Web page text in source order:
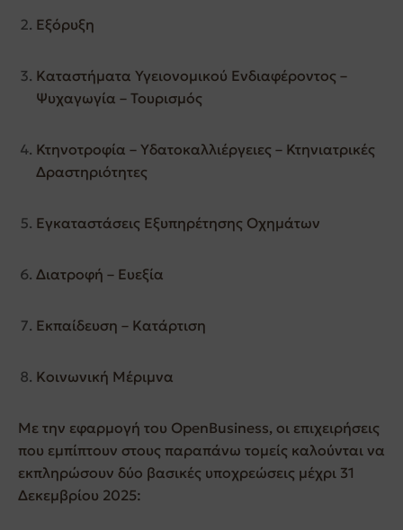
Εξόρυξη
Καταστήματα Υγειονομικού Ενδιαφέροντος –
Ψυχαγωγία – Τουρισμός
Κτηνοτροφία – Υδατοκαλλιέργειες – Κτηνιατρικές
Δραστηριότητες
Εγκαταστάσεις Εξυπηρέτησης Οχημάτων
Διατροφή – Ευεξία
Εκπαίδευση – Κατάρτιση
Κοινωνική Μέριμνα
Με την εφαρμογή του OpenBusiness, οι επιχειρήσεις
που εμπίπτουν στους παραπάνω τομείς καλούνται να
εκπληρώσουν δύο βασικές υποχρεώσεις μέχρι 31
Δεκεμβρίου 2025: